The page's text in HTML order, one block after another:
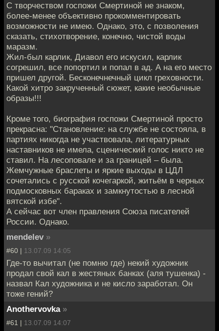
С творчеством госпожи Смертиной не знаком,
более-менее объективно прокомментировать
возможности не имею. Однако, это, с позволения
сказать, стихотворение, конечно, чистой воды
маразм.
Жил-был карлик, Диавол его искусил, карлик
согрешил, все попортил и попал в ад. А на его место
пришел другой. Бесконечнечный цикл греховности.
Какой хитро закрученный сюжет, какие необычные
образы!!!
Кроме того, биография госпожи Смертиной просто
прекрасна: "Становление: на службе не состояла, в
партиях никогда не участвовала, литературных
наставников не имела, сценический голос никто не
ставил. На лесоповале и за границей – была.
Жемчужные браслеты и яркие выходы в ЦДЛ
сочетались с русской кочегаркой, житьём в черных
подмосковных бараках и замкнутостью в лесной
вятской избе".
А сейчас вот член правления Союза писателей
России. Однако.
mendelev »
#60 | 13.07.09 14:05
Где-то вычитал (не помню где) некий художник
продал свой кал в жестяных банках (аля тушенка) -
назвал Кал художника и не кисло заработал. Он
тоже гений?
Anothervovka »
#61 | 13.07.09 14:07